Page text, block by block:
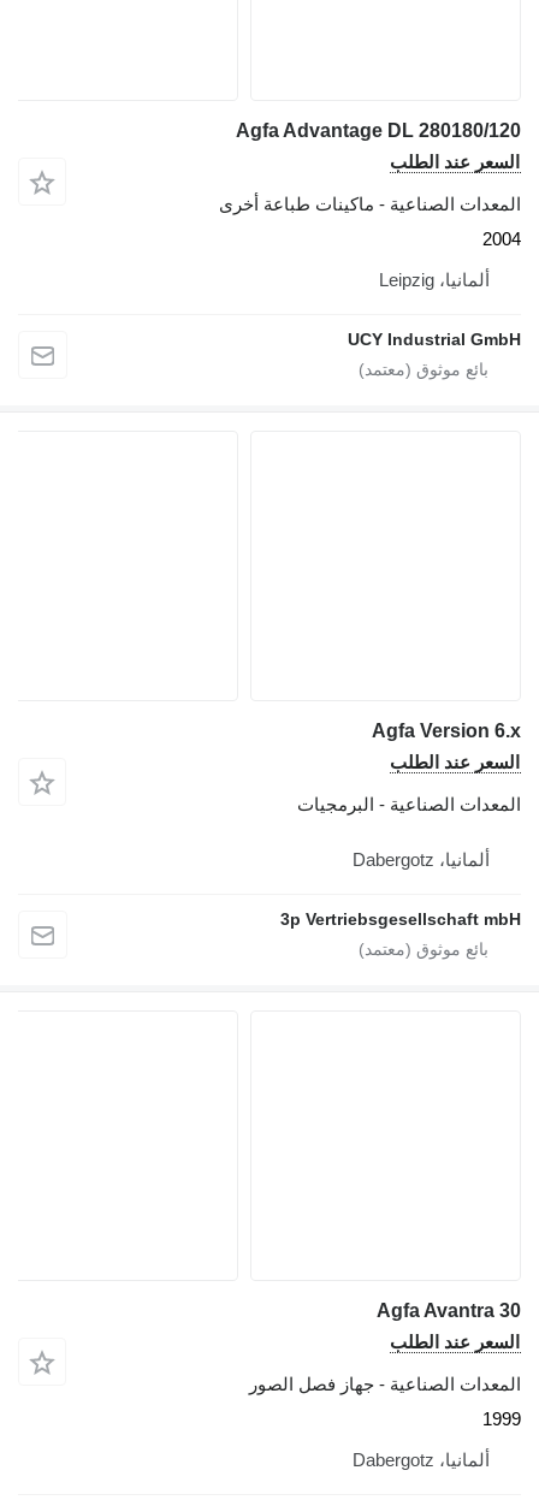
Agfa Advantage DL 280180/120
السعر عند الطلب
المعدات الصناعية - ماكينات طباعة أخرى
2004
ألمانيا، Leipzig
UCY Industrial GmbH
Agfa Version 6.x
السعر عند الطلب
المعدات الصناعية - البرمجيات
ألمانيا، Dabergotz
3p Vertriebsgesellschaft mbH
Agfa Avantra 30
السعر عند الطلب
المعدات الصناعية - جهاز فصل الصور
1999
ألمانيا، Dabergotz